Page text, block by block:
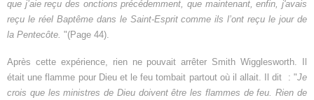
que j’aie reçu des onctions précédemment, que maintenant, enfin, j'avais
reçu le réel Baptême dans le Saint-Esprit comme ils l’ont reçu le jour de
la Pentecôte. "(Page 44).
Après cette expérience, rien ne pouvait arrêter Smith Wigglesworth. Il
était une flamme pour Dieu et le feu tombait partout où il allait. Il dit : "Je
crois que les ministres de Dieu doivent être les flammes de feu. Rien de